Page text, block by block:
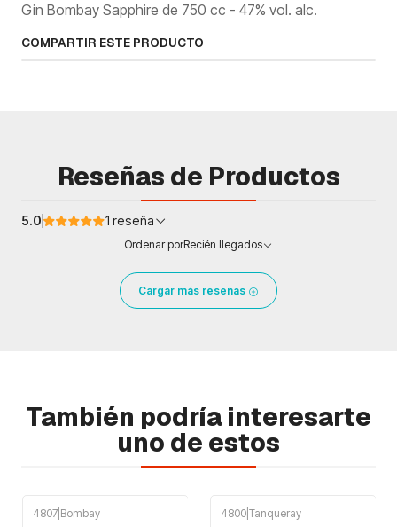
Gin Bombay Sapphire de 750 cc - 47% vol. alc.
COMPARTIR ESTE PRODUCTO
Reseñas de Productos
5.0 1 reseña
Ordenar porRecién llegados
Cargar más reseñas
También podría interesarte
uno de estos
4807 Bombay 4800 Tanqueray